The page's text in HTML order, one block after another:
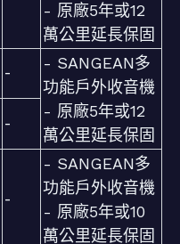
- 原廠5年或12
萬公里延長保固
-
- SANGEAN多
功能戶外收音機
- 原廠5年或12
萬公里延長保固
-
-
- SANGEAN多
功能戶外收音機
- 原廠5年或10
萬公里延長保固